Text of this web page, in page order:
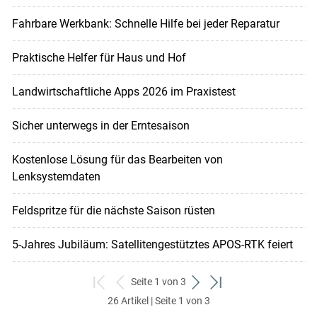
Mögliche Ursachen für Probleme mit dem GNSS-
Werden genügend Satelliten angezeigt und wie
sind diese am Himmel verteilt (zumindest 5
Satelliten notwendig)?
Befinden sich Abschattungen (Waldrand, Objekte
wie Häuser, Masten, etc.) in Ihrem Arbeitsgebiet?
Abschattungen verhindern in der Regel die direkte
Sichtverbindung zu den Satelliten und somit den
Signalempfang.
Befinden sich stark reflektierende Flächen in der
zu Positionsverfälschungen kommen.
Zieht ein Gewitter auf? Da kann es zu
atmosphärischen Störungen und somit zu totalen
Signalverlusten kommen.
Fahrbare Werkbank: Schnelle Hilfe bei jeder Reparatur
Praktische Helfer für Haus und Hof
Landwirtschaftliche Apps 2026 im Praxistest
Sicher unterwegs in der Erntesaison
Kostenlose Lösung für das Bearbeiten von
Lenksystemdaten
Feldspritze für die nächste Saison rüsten
5-Jahres Jubiläum: Satellitengestütztes APOS-RTK feiert
zum
ersten
zurück
zum
Seite 1 von 3
weiter
zum
zum
26 Artikel | Seite 1 von 3